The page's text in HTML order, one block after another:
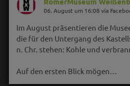
06. August um 16:08 via
Im August präsentieren die
die für den Untergang des
n. Chr. stehen: Kohle und
Auf den ersten Blick mögen…